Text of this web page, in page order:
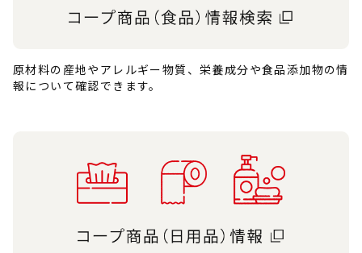
原材料の産地やアレルギー物質、栄養成分や食品添加物の情
報について確認できます。